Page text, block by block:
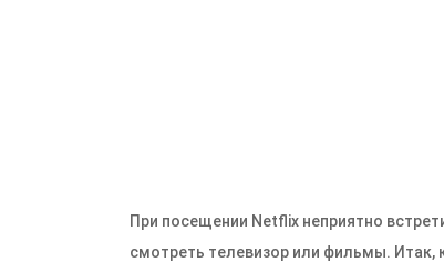
При посещении Netflix неприятно
смотреть телевизор или фильмы. Итак,